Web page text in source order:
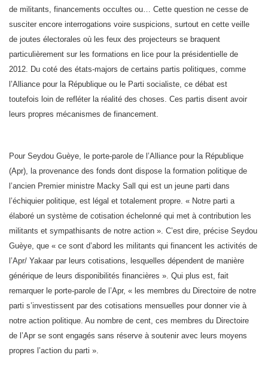
de militants, financements occultes ou… Cette question ne cesse de
susciter encore interrogations voire suspicions, surtout en cette veille
de joutes électorales où les feux des projecteurs se braquent
particulièrement sur les formations en lice pour la présidentielle de
2012. Du coté des états-majors de certains partis politiques, comme
l’Alliance pour la République ou le Parti socialiste, ce débat est
toutefois loin de refléter la réalité des choses. Ces partis disent avoir
leurs propres mécanismes de financement.
Pour Seydou Guèye, le porte-parole de l’Alliance pour la République
(Apr), la provenance des fonds dont dispose la formation politique de
l’ancien Premier ministre Macky Sall qui est un jeune parti dans
l’échiquier politique, est légal et totalement propre. « Notre parti a
élaboré un système de cotisation échelonné qui met à contribution les
militants et sympathisants de notre action ». C’est dire, précise Seydou
Guèye, que « ce sont d’abord les militants qui financent les activités de
l’Apr/ Yakaar par leurs cotisations, lesquelles dépendent de manière
générique de leurs disponibilités financières ». Qui plus est, fait
remarquer le porte-parole de l’Apr, « les membres du Directoire de notre
parti s’investissent par des cotisations mensuelles pour donner vie à
notre action politique. Au nombre de cent, ces membres du Directoire
de l’Apr se sont engagés sans réserve à soutenir avec leurs moyens
propres l’action du parti ».